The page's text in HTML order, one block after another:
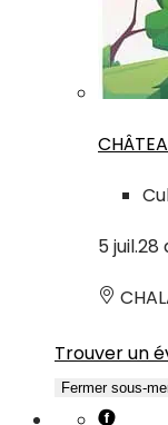
5 juil.28
Trouver un
Fermer sous-